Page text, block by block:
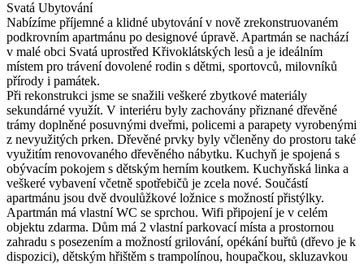
Svatá Ubytování
Nabízíme příjemné a klidné ubytování v nově zrekonstruovaném
podkrovním apartmánu po designové úpravě. Apartmán se nachází
v malé obci Svatá uprostřed Křivoklátských lesů a je ideálním
místem pro trávení dovolené rodin s dětmi, sportovců, milovníků
přírody i památek.
Při rekonstrukci jsme se snažili veškeré zbytkové materiály
sekundárné využít. V interiéru byly zachovány přiznané dřevěné
trámy doplněné posuvnými dveřmi, policemi a parapety vyrobenými
z nevyužitých prken. Dřevěné prvky byly včleněny do prostoru také
využitím renovovaného dřevěného nábytku. Kuchyň je spojená s
obývacím pokojem s dětským herním koutkem. Kuchyňská linka a
veškeré vybavení včetně spotřebičů je zcela nové. Součástí
apartmánu jsou dvě dvoulůžkové ložnice s možností přistýlky.
Apartmán má vlastní WC se sprchou. Wifi připojení je v celém
objektu zdarma. Dům má 2 vlastní parkovací místa a prostornou
zahradu s posezením a možností grilování, opékání buřtů (dřevo je k
dispozici), dětským hřištěm s trampolínou, houpačkou, skluzavkou